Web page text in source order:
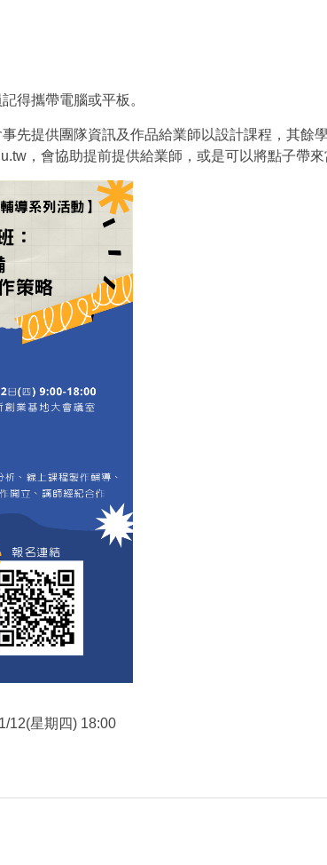
得攜帶電腦或平板。
先提供團隊資訊及作品給業師以設計課程，其餘
，會協助提前提供給業師，或是可以將點子帶
12(星期四) 18:00